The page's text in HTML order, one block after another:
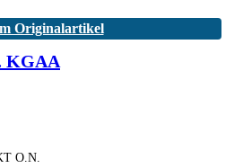
Originalartikel
KGAA
O.N.